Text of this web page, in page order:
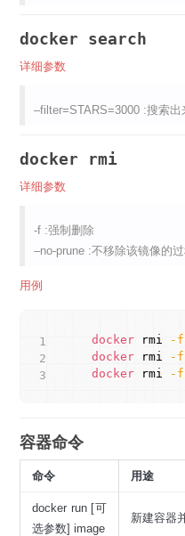
docker search
详细参数
–filter=STARS=3000 :搜索
docker rmi
详细参数
-f :强制删除
–no-prune :不移除该镜像的
用例
docker rmi -f
docker rmi -f
docker rmi -f
容器命令
命令 用途
docker run [可
选参数] image
新建容器